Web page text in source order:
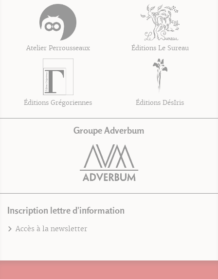
Atelier Perrousseaux Éditions Le Sureau
Éditions Grégoriennes Éditions DésIris
Groupe Adverbum
Inscription lettre d'information
Accès à la newsletter